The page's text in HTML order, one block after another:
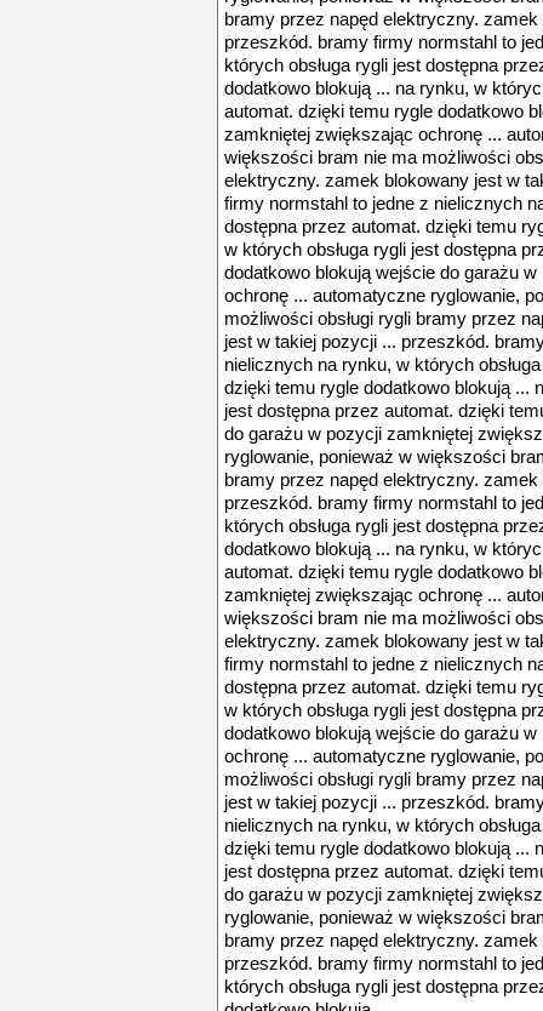
bramy przez napęd elektryczny.
przeszkód. bramy firmy normstahl to
których obsługa rygli jest dostępna
dodatkowo blokują ... na rynku, w
automat. dzięki temu rygle dodatkowo
zamkniętej zwiększając ochronę ...
większości bram nie ma możliwości
elektryczny. zamek blokowany jest w
firmy normstahl to jedne z nielicznych
dostępna przez automat. dzięki temu
w których obsługa rygli jest dostępna
dodatkowo blokują wejście do garażu
ochronę ... automatyczne ryglowanie,
możliwości obsługi rygli bramy przez
jest w takiej pozycji ... przeszkód.
nielicznych na rynku, w których
dzięki temu rygle dodatkowo blokują ...
jest dostępna przez automat. dzięki
do garażu w pozycji zamkniętej
ryglowanie, ponieważ w większości
bramy przez napęd elektryczny.
przeszkód. bramy firmy normstahl to
których obsługa rygli jest dostępna
dodatkowo blokują ... na rynku, w
automat. dzięki temu rygle dodatkowo
zamkniętej zwiększając ochronę ...
większości bram nie ma możliwości
elektryczny. zamek blokowany jest w
firmy normstahl to jedne z nielicznych
dostępna przez automat. dzięki temu
w których obsługa rygli jest dostępna
dodatkowo blokują wejście do garażu
ochronę ... automatyczne ryglowanie,
możliwości obsługi rygli bramy przez
jest w takiej pozycji ... przeszkód.
nielicznych na rynku, w których
dzięki temu rygle dodatkowo blokują ...
jest dostępna przez automat. dzięki
do garażu w pozycji zamkniętej
ryglowanie, ponieważ w większości
bramy przez napęd elektryczny.
przeszkód. bramy firmy normstahl to
których obsługa rygli jest dostępna